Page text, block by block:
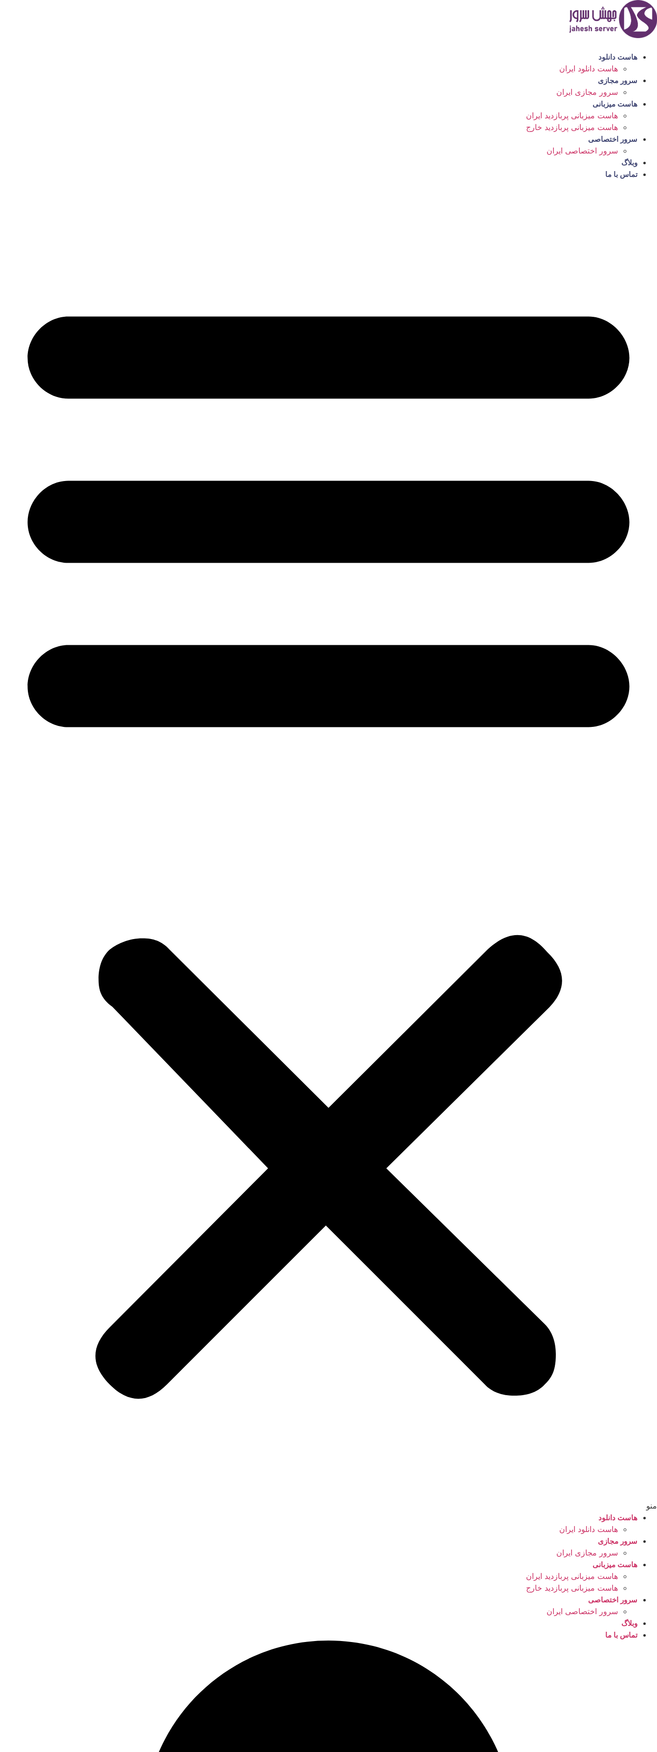
پرش
به
محتوا
هاست دانلود
هاست دانلود ایران
سرور مجازی
سرور مجازی ایران
هاست میزبانی
هاست میزبانی پربازدید ایران
هاست میزبانی پربازدید خارج
سرور اختصاصی
سرور اختصاصی ایران
وبلاگ
تماس با ما
منو
هاست دانلود
هاست دانلود ایران
سرور مجازی
سرور مجازی ایران
هاست میزبانی
هاست میزبانی پربازدید ایران
هاست میزبانی پربازدید خارج
سرور اختصاصی
سرور اختصاصی ایران
وبلاگ
تماس با ما